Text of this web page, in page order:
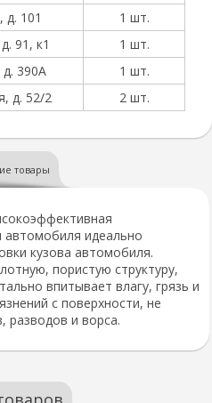
д. 101
1 шт.
91, к1
1 шт.
390А
1 шт.
д. 52/2
2 шт.
товары
автомобиля идеально
кузова автомобиля.
пористую структуру,
впитывает влагу, грязь и
с поверхности, не
разводов и ворса.